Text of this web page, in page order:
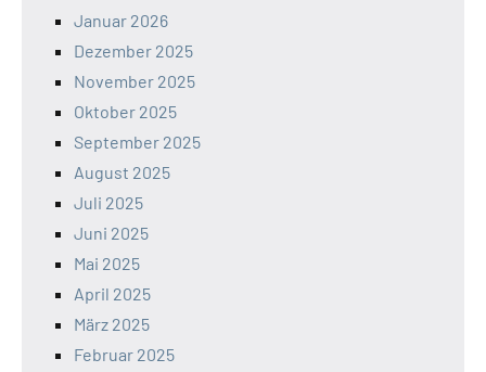
Januar 2026
Dezember 2025
November 2025
Oktober 2025
September 2025
August 2025
Juli 2025
Juni 2025
Mai 2025
April 2025
März 2025
Februar 2025